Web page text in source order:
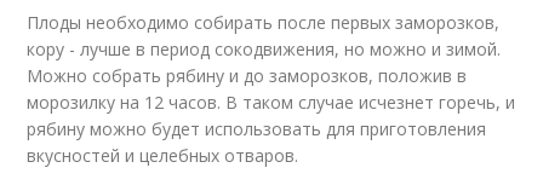
Плоды необходимо собирать после первых заморозков,
кору - лучше в период сокодвижения, но можно и зимой.
Можно собрать рябину и до заморозков, положив в
морозилку на 12 часов. В таком случае исчезнет горечь, и
рябину можно будет использовать для приготовления
вкусностей и целебных отваров.